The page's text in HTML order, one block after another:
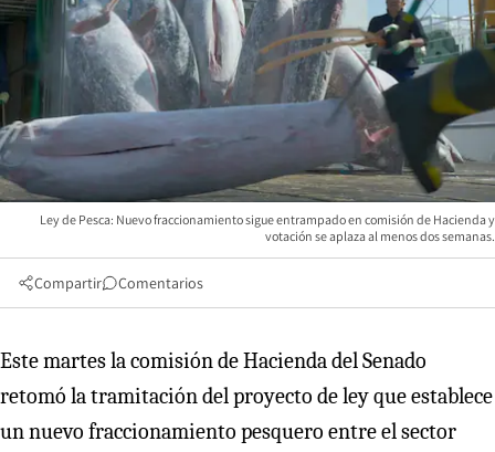
Ley de Pesca: Nuevo fraccionamiento sigue entrampado en comisión de Hacienda y
votación se aplaza al menos dos semanas.
Compartir Comentarios
Este martes la comisión de Hacienda del Senado
retomó la tramitación del proyecto de ley que establece
un nuevo fraccionamiento pesquero entre el sector